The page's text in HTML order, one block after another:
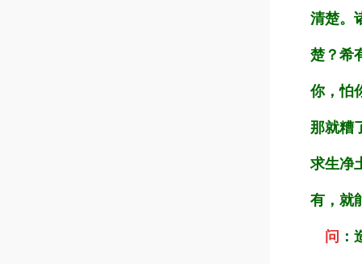
清楚。
楚？希
你，怕
那就糟
求生净
有，就
问